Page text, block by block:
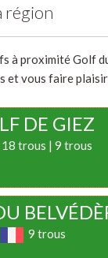
région
à proximité Golf
et vous faire
DE GIEZ
18 trous | 9 trous
9 trous